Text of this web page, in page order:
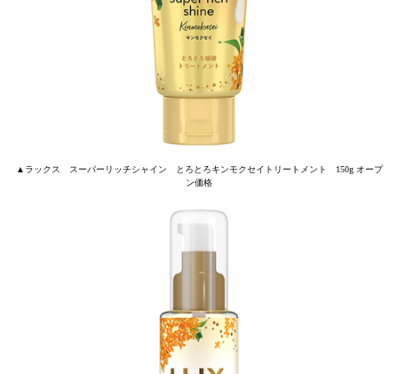
▲ラックス スーパーリッチシャイン とろとろキンモクセイトリートメント 150g オープ
ン価格